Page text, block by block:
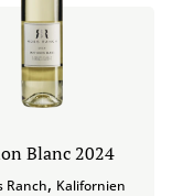
Blanc2024
Ranch, Kalifornien